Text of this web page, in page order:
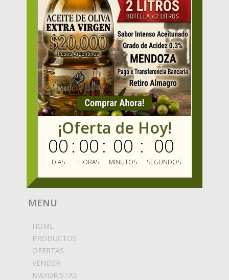
MENU
HOME
PRODUCTOS
OFERTAS
VENDER
MAYORISTAS
¡Oferta de Hoy!
00
DIAS
: 00
HORAS
: 00
MINUTOS
: 00
SEGUNDOS